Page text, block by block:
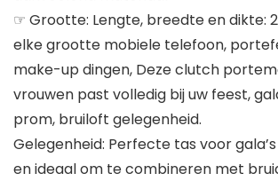
☞ Grootte: Lengte, breedte en dikte:
elke grootte mobiele telefoon,
make-up dingen, Deze clutch
vrouwen past volledig bij uw feest,
prom, bruiloft gelegenheid.
Gelegenheid: Perfecte tas voor
en ideaal om te combineren met